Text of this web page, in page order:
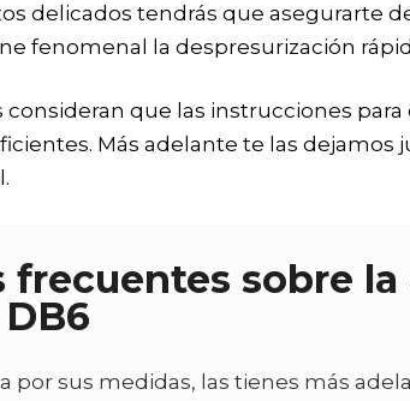
delicados tendrás que asegurarte
fenomenal la despresurización
consideran que las instrucciones
Más adelante te las dejamos
frecuentes sobre
por sus medidas, las tienes más